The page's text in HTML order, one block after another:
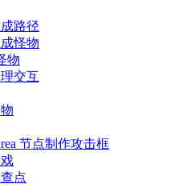
路径
怪物
物
交互
节点制作攻击框
点